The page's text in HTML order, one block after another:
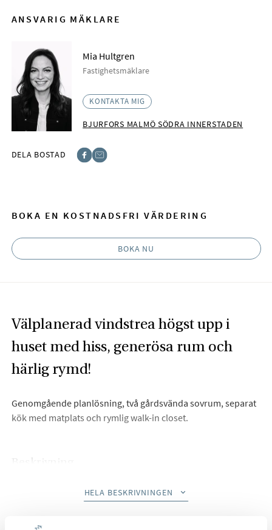
ANSVARIG MÄKLARE
Mia Hultgren
Fastighetsmäklare
KONTAKTA MIG
BJURFORS MALMÖ SÖDRA INNERSTADEN
DELA BOSTAD
BOKA EN KOSTNADSFRI VÄRDERING
BOKA NU
Välplanerad vindstrea högst upp i
huset med hiss, generösa rum och
härlig rymd!
Genomgående planlösning, två gårdsvända sovrum, separat
kök med matplats och rymlig walk-in closet.
Beskrivning
Högst upp i huset på Sallerupsvägen 14 väntar en ljus och
HELA BESKRIVNINGEN